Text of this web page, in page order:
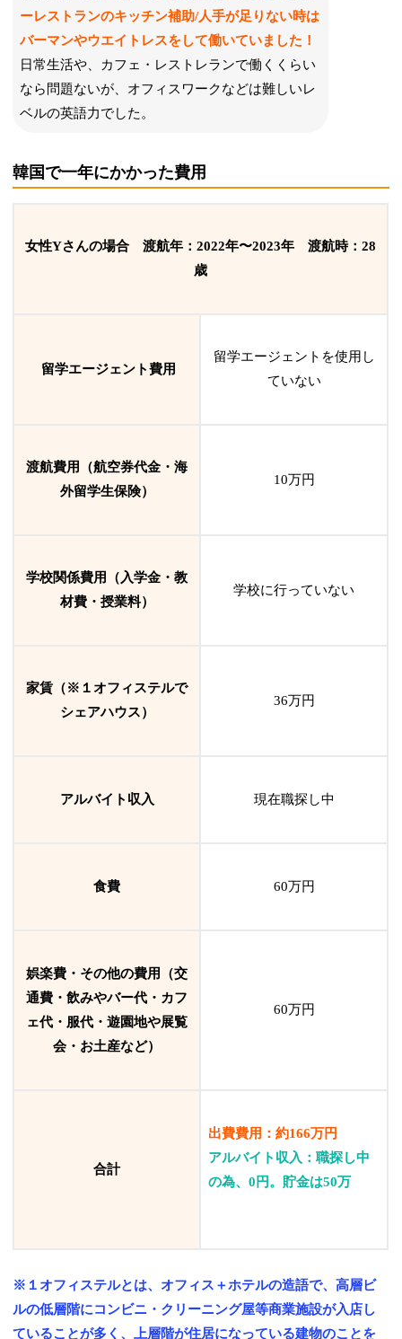
ーレストランのキッチン補助/人手が足りない時は
バーマンやウエイトレスをして働いていました！
日常生活や、カフェ・レストレランで働くくらい
なら問題ないが、オフィスワークなどは難しいレ
ベルの英語力でした。
韓国で一年にかかった費用
女性Yさんの場合 渡航年：2022年〜2023年 渡航時：28
歳
留学エージェント費用
留学エージェントを使用し
ていない
渡航費用（航空券代金・海
外留学生保険）
10万円
学校関係費用（入学金・教
材費・授業料）
学校に行っていない
家賃（※１オフィステルで
シェアハウス）
36万円
アルバイト収入 現在職探し中
食費 60万円
娯楽費・その他の費用（交
通費・飲みやバー代・カフ
ェ代・服代・遊園地や展覧
会・お土産など）
60万円
合計
出費費用：約166万円
アルバイト収入：職探し中
の為、0円。貯金は50万
※１オフィステルとは、オフィス＋ホテルの造語で、高層ビ
ルの低層階にコンビニ・クリーニング屋等商業施設が入店し
ていることが多く、上層階が住居になっている建物のことを